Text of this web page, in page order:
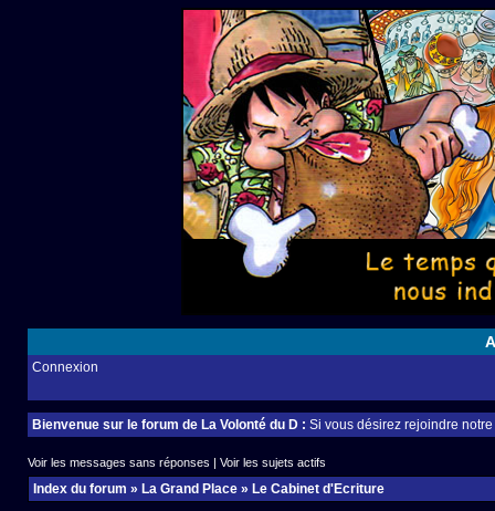
Connexion
Bienvenue sur le forum de La Volonté du D : Si vous désirez rejoindre
Voir les messages sans réponses | Voir les sujets actifs
Index du forum » La Grand Place » Le Cabinet d'Ecriture